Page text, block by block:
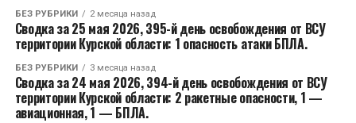
БЕЗ РУБРИКИ 2 месяца назад
Сводка за 25 мая 2026, 395-й день освобождения от ВСУ
территории Курской области: 1 опасность атаки БПЛА.
БЕЗ РУБРИКИ 3 месяца назад
Сводка за 24 мая 2026, 394-й день освобождения от ВСУ
территории Курской области: 2 ракетные опасности, 1 —
авиационная, 1 — БПЛА.